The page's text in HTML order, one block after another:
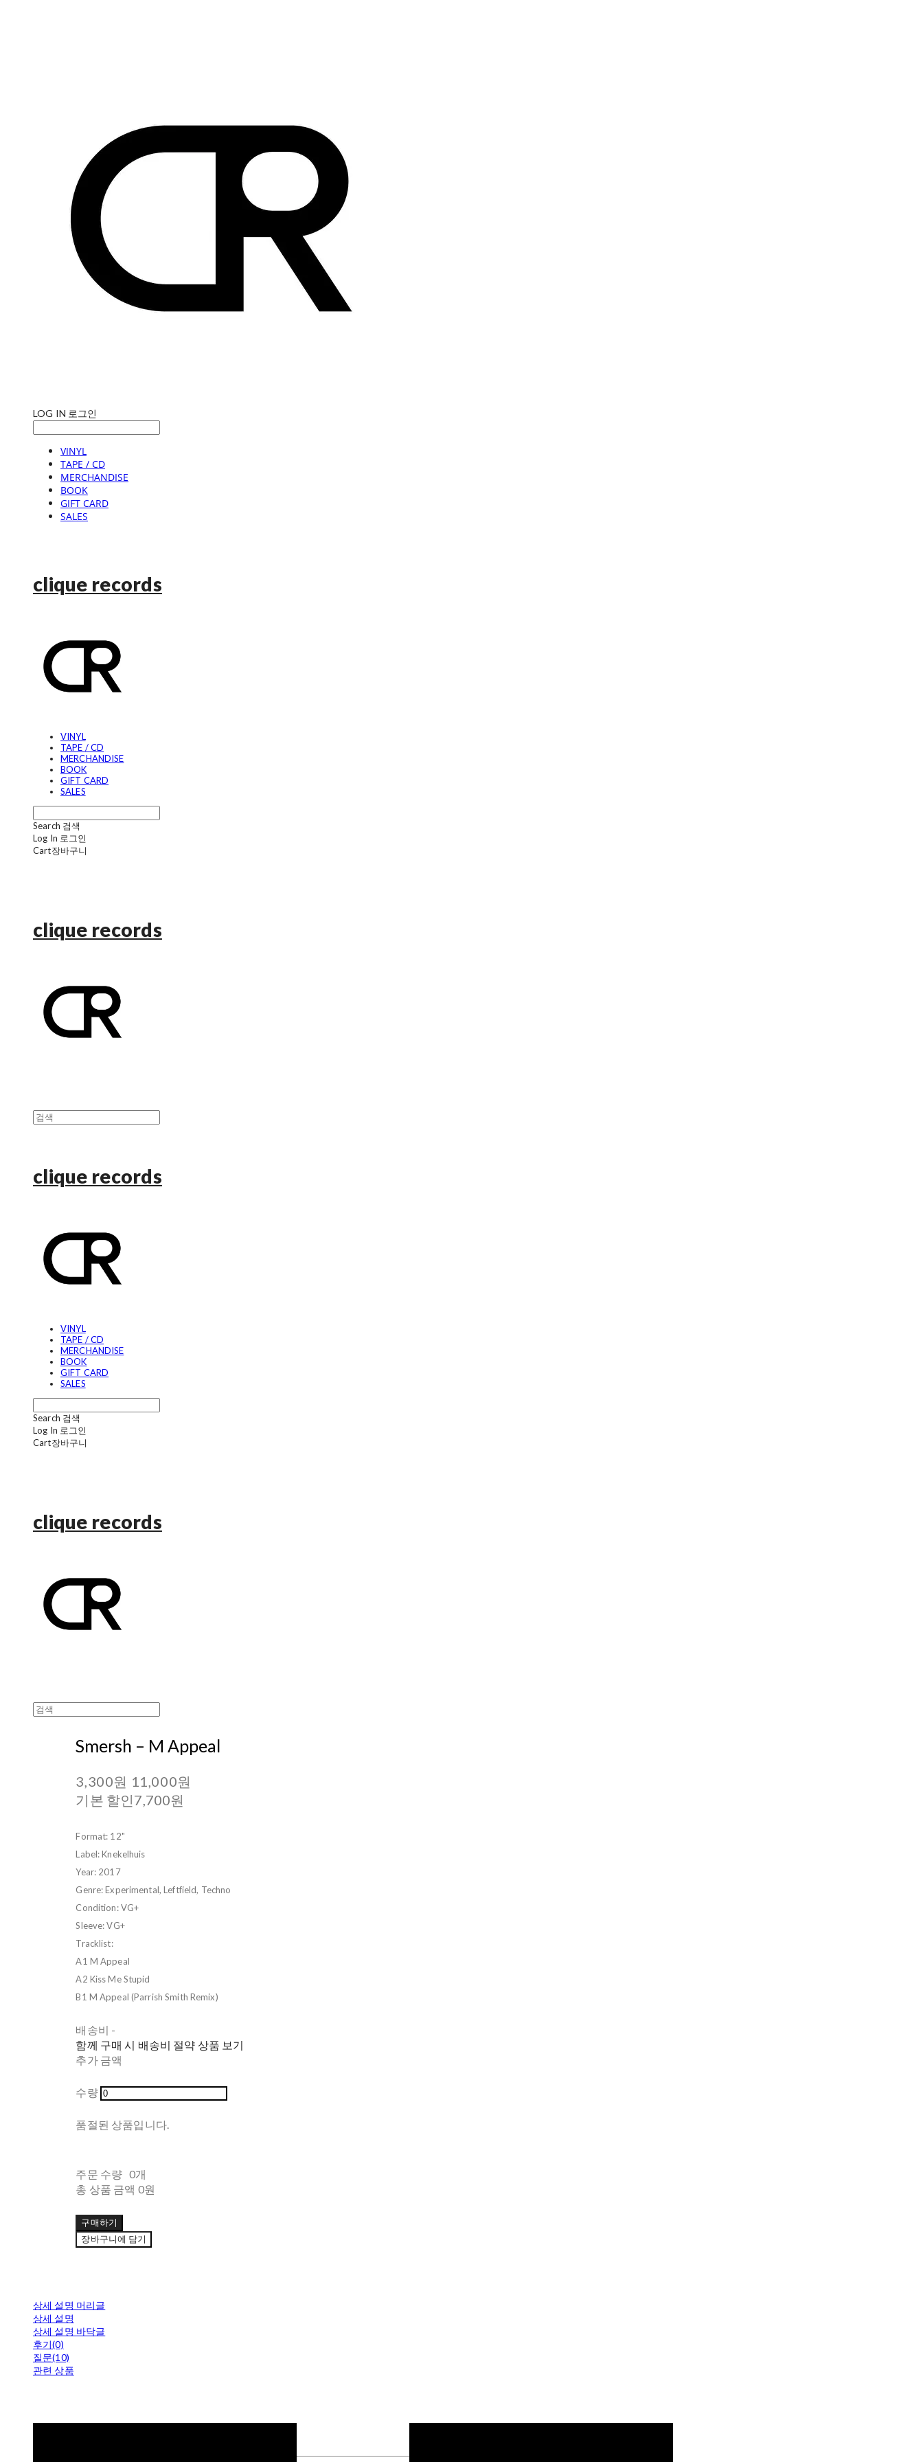
LOG IN 로그인
VINYL
TAPE / CD
MERCHANDISE
BOOK
GIFT CARD
SALES
clique records
VINYL
TAPE / CD
MERCHANDISE
BOOK
GIFT CARD
SALES
Search 검색
Log In 로그인
Cart장바구니
clique records
clique records
VINYL
TAPE / CD
MERCHANDISE
BOOK
GIFT CARD
SALES
Search 검색
Log In 로그인
Cart장바구니
clique records
Smersh ‎– M Appeal
3,300원 11,000원
기본 할인7,700원
Format: 12"
Label: Knekelhuis
Year: 2017
Genre: Experimental, Leftfield, Techno
Condition: VG+
Sleeve: VG+
Tracklist:
A1 M Appeal
A2 Kiss Me Stupid
B1 M Appeal (Parrish Smith Remix)
배송비 -
함께 구매 시 배송비 절약 상품 보기
추가 금액
수량
품절된 상품입니다.
주문 수량 0개
총 상품 금액 0원
구매하기
장바구니에 담기
상세 설명 머리글
상세 설명
상세 설명 바닥글
후기(0)
질문(10)
관련 상품